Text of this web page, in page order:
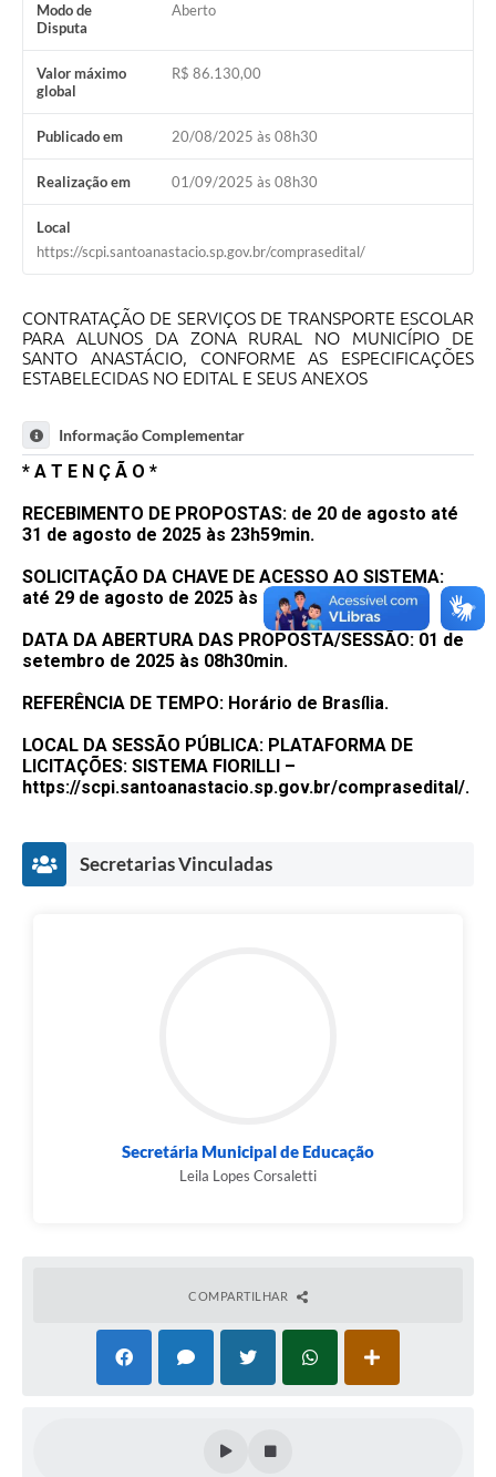
Modo de
Disputa
Aberto
Valor máximo
global
R$ 86.130,00
Publicado em 20/08/2025 às 08h30
Realização em 01/09/2025 às 08h30
Local
https://scpi.santoanastacio.sp.gov.br/comprasedital/
CONTRATAÇÃO DE SERVIÇOS DE TRANSPORTE ESCOLAR
PARA ALUNOS DA ZONA RURAL NO MUNICÍPIO DE
SANTO ANASTÁCIO, CONFORME AS ESPECIFICAÇÕES
ESTABELECIDAS NO EDITAL E SEUS ANEXOS
Informação Complementar
* A T E N Ç Ã O *
RECEBIMENTO DE PROPOSTAS: de 20 de agosto até
31 de agosto de 2025 às 23h59min.
SOLICITAÇÃO DA CHAVE DE ACESSO AO SISTEMA:
até 29 de agosto de 2025 às 16h30min.
DATA DA ABERTURA DAS PROPOSTA/SESSÃO: 01 de
setembro de 2025 às 08h30min.
REFERÊNCIA DE TEMPO: Horário de Brasília.
LOCAL DA SESSÃO PÚBLICA: PLATAFORMA DE
LICITAÇÕES: SISTEMA FIORILLI –
https://scpi.santoanastacio.sp.gov.br/comprasedital/.
Secretarias Vinculadas
Secretária Municipal de Educação
Leila Lopes Corsaletti
COMPARTILHAR